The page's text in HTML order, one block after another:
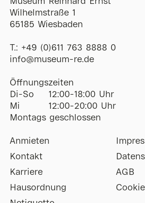
Wilhelmstraße 1
65185 Wiesbaden
T.: +49 (0)611 763 8888 0
ofni@museum-re de
Öffnungszeiten
Di-So
12:00-18:00 Uhr
Mi
12:00-20:00 Uhr
Montags geschlossen
Anmieten
Kontakt
Karriere
Hausordnung
AGB